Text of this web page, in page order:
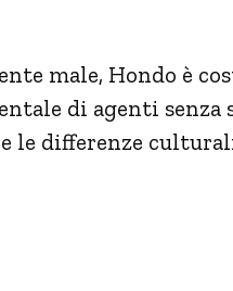
male, Hondo è
di agenti
le differenze